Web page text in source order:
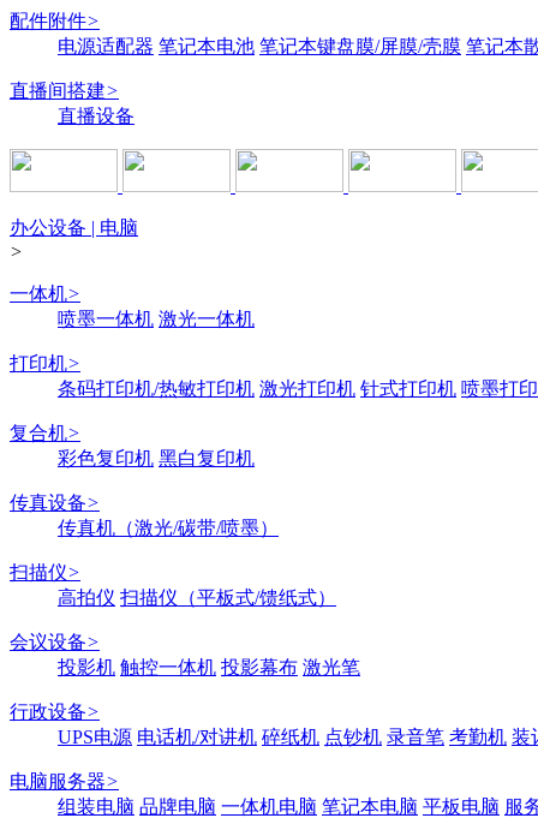
配件附件>
电源适配器 笔记本电池 笔记本键盘膜/屏膜/壳膜 笔记本
直播间搭建>
直播设备
办公设备 | 电脑
>
一体机>
喷墨一体机 激光一体机
打印机>
条码打印机/热敏打印机 激光打印机 针式打印机 喷墨打
复合机>
彩色复印机 黑白复印机
传真设备>
传真机（激光/碳带/喷墨）
扫描仪>
高拍仪 扫描仪（平板式/馈纸式）
会议设备>
投影机 触控一体机 投影幕布 激光笔
行政设备>
UPS电源 电话机/对讲机 碎纸机 点钞机 录音笔 考勤机 装
电脑服务器>
组装电脑 品牌电脑 一体机电脑 笔记本电脑 平板电脑 服